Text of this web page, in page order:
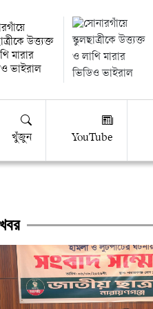
উত্ত্যক্ত
মারার
ভাইরাল
খুঁজুন YouTube